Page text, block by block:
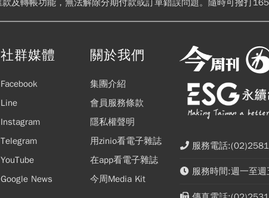
及轉帳功能，無法解除分期付款或訂單錯誤問題。隨時可撥打165
社群媒體
Facebook
Line
Instagram
Telegram
YouTube
Google News
關於我們
集團介紹
會員服務條款
隱私權聲明
用zinio看電子雜誌
在app看電子雜誌
今周Media Kit
服務電話
服務時間:週一至